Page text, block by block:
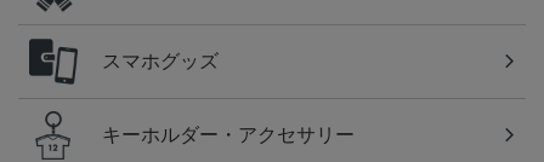
スマホグッズ
キーホルダー・アクセサリー